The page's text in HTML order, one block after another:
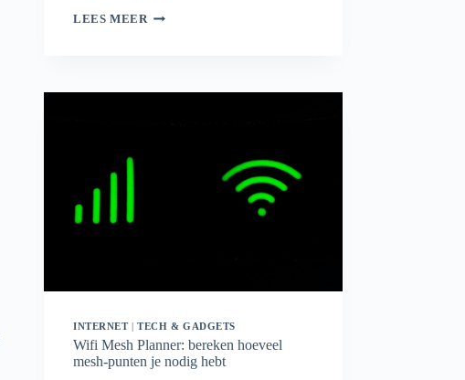
LEES MEER INTERNET
INTERNET|TECH & GADGETS
Wifi Mesh Planner: bereken hoeveel
mesh-punten je nodig hebt